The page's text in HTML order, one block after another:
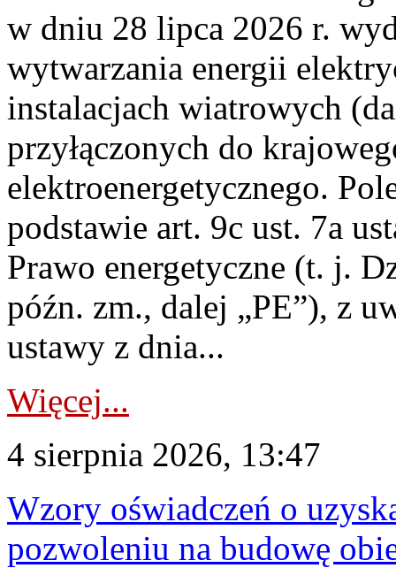
w dniu 28 lipca 2026 r.
wytwarzania energii
instalacjach wiatrowych
przyłączonych do
elektroenergetycznego.
podstawie art. 9c ust. 7a
Prawo energetyczne (t. j.
późn. zm., dalej „PE”), z
ustawy z dnia...
Więcej...
4 sierpnia 2026, 13:47
Wzory oświadczeń o
pozwoleniu na budowę